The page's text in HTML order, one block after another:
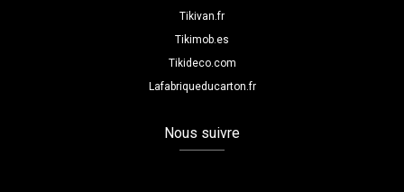
Tikivan.fr
Tikimob.es
Tikideco.com
Lafabriqueducarton.fr
Nous suivre